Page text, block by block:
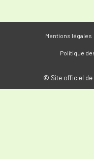
Mentions légales
Politique
© Site officiel de